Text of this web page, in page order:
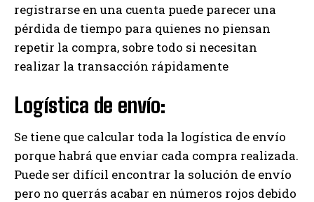
registrarse en una cuenta puede parecer una
pérdida de tiempo para quienes no piensan
repetir la compra, sobre todo si necesitan
realizar la transacción rápidamente
Logística de envío:
Se tiene que calcular toda la logística de envío
porque habrá que enviar cada compra realizada.
Puede ser difícil encontrar la solución de envío
pero no querrás acabar en números rojos debido